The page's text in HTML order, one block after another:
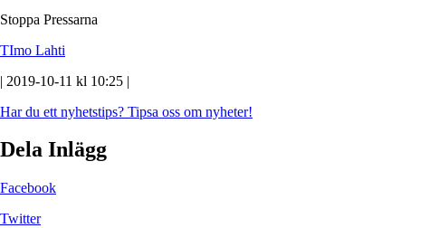
Stoppa Pressarna
TImo Lahti
| 2019-10-11 kl 10:25 |
Har du ett nyhetstips? Tipsa oss om nyheter!
Dela Inlägg
Facebook
Twitter